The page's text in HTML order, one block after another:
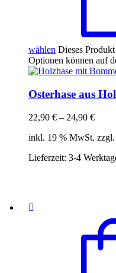
wählen Dieses
Optionen können auf
Osterhase aus
22,90 € – 24,90 €
inkl. 19 % MwSt. zzgl.
Lieferzeit: 3-4